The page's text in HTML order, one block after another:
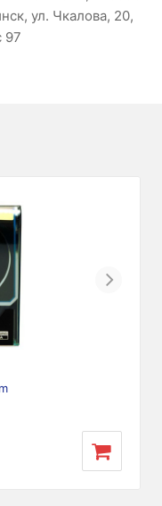
ул. Чкалова, 20,
97
Next